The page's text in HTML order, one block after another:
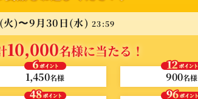
)〜9月30日(水) 23:59
10,000名様に当たる！
1,450名様 900名様